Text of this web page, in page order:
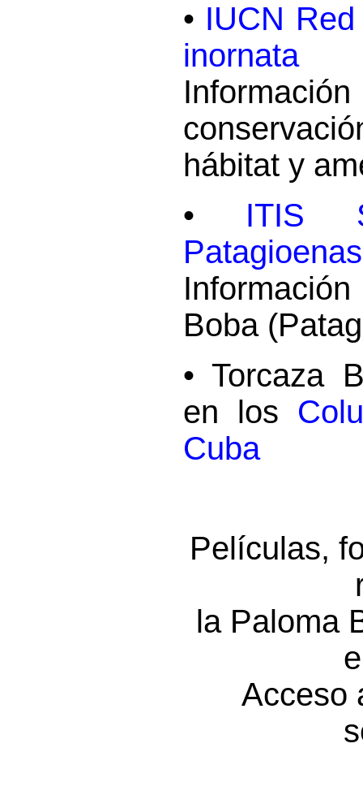
• IUCN
inornata
hábitat y
• ITIS
Boba
• Torcaza
en los
Cuba
Películas,
la Paloma
Acceso